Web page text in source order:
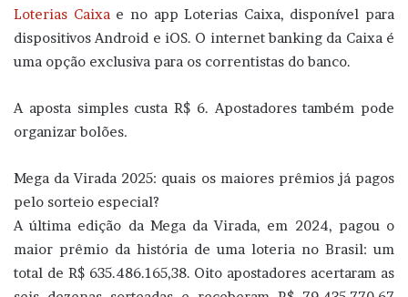
Loterias Caixa e no app Loterias Caixa, disponível para
dispositivos Android e iOS. O internet banking da Caixa é
uma opção exclusiva para os correntistas do banco.
A aposta simples custa R$ 6. Apostadores também pode
organizar bolões.
Mega da Virada 2025: quais os maiores prêmios já pagos
pelo sorteio especial?
A última edição da Mega da Virada, em 2024, pagou o
maior prêmio da história de uma loteria no Brasil: um
total de R$ 635.486.165,38. Oito apostadores acertaram as